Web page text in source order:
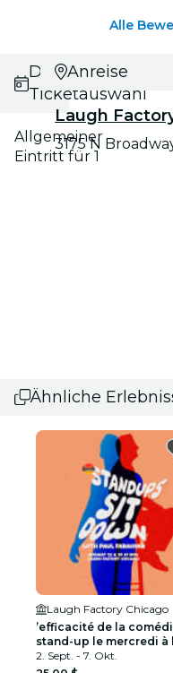
Alle
Datums- und
Ticketauswahl
Allgemeiner
Eintritt für 1
Anreise
Laugh
3175 N
Ähnliche
Laugh Factory Chicago
’efficacité de la
stand-up le mercredi à
Laugh Factory Chicago
2. Sept. - 7. Okt.